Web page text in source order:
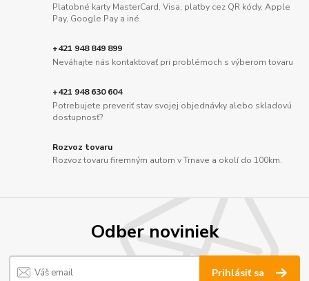
Platobné karty MasterCard, Visa, platby cez QR kódy, Apple
Pay, Google Pay a iné
+421 948 849 899
Neváhajte nás kontaktovať pri problémoch s výberom tovaru
+421 948 630 604
Potrebujete preveriť stav svojej objednávky alebo skladovú
dostupnosť?
Rozvoz tovaru
Rozvoz tovaru firemným autom v Trnave a okolí do 100km.
Odber noviniek
Prihlásiť sa